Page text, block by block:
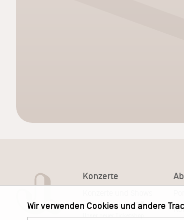
Konzerte
KJ Ticketshop
Unser neuer Ticketshop
Wir verwenden Cookies und andere